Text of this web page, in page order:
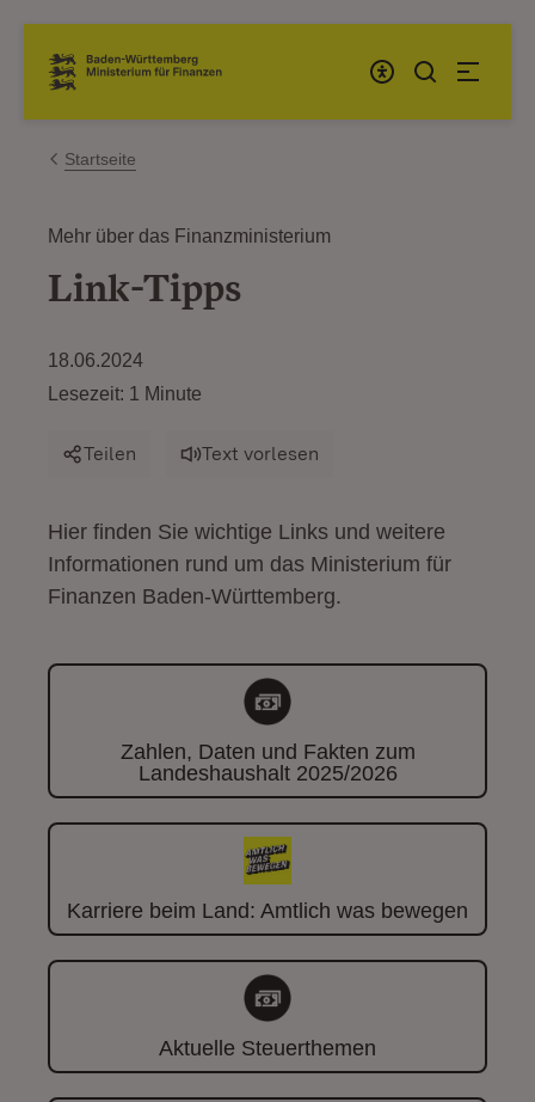
Zum Inhalt springen
Link zur Startseite
Startseite
Mehr über das Finanzministerium
Link-Tipps
18.06.2024
Lesezeit: 1 Minute
Teilen Text vorlesen
Hier finden Sie wichtige Links und weitere
Informationen rund um das Ministerium für
Finanzen Baden-Württemberg.
Zahlen, Daten und Fakten zum
Landeshaushalt 2025/2026
Karriere beim Land: Amtlich was bewegen
Aktuelle Steuerthemen